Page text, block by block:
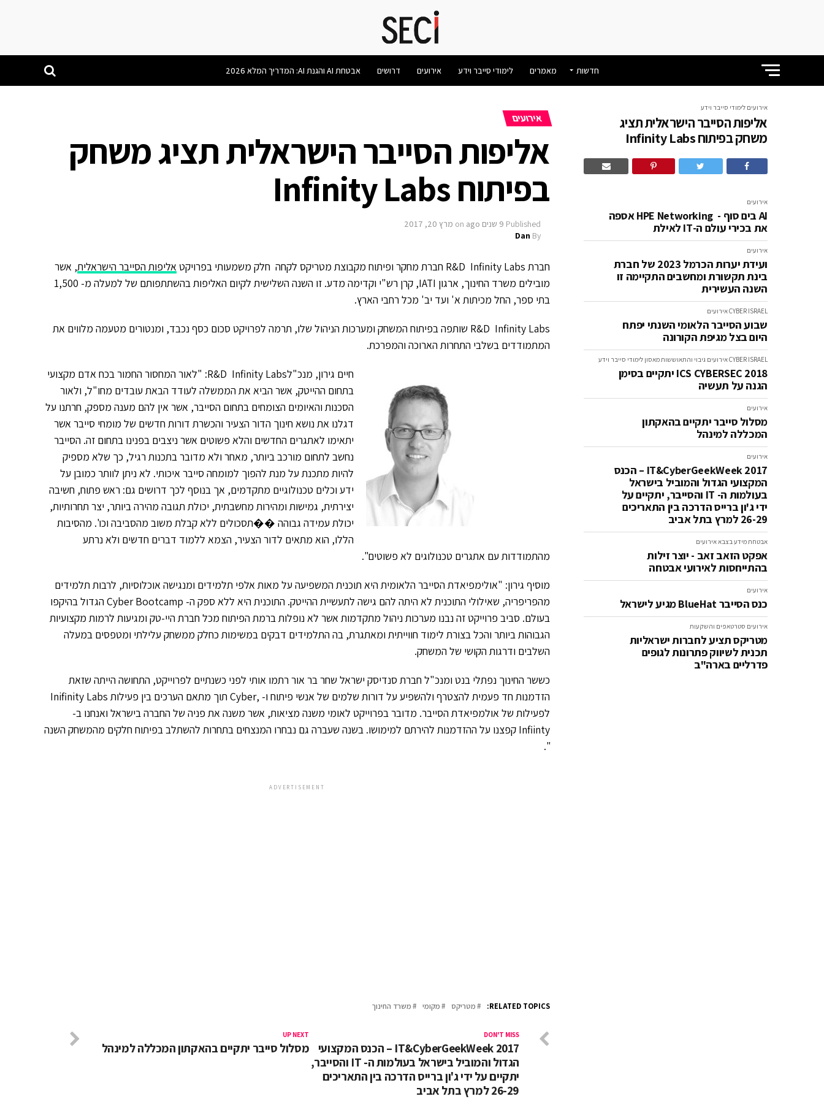
חדשות מאמרים לימודי סייבר וידע אירועים דרושים אבטחת AI והגנת AI: המדריך המלא 2026
אירועים לימודי סייבר וידע
אליפות הסייבר הישראלית תציג
משחק בפיתוח Infinity Labs
אירועים
AI בים סוף - HPE Networking אספה
את בכירי עולם ה-IT לאילת
אירועים
ועידת יערות הכרמל 2023 של חברת
בינת תקשורת ומחשבים התקיימה זו
השנה העשירית
CYBER ISRAELאירועים
שבוע הסייבר הלאומי השנתי יפתח
היום בצל מגיפת הקורונה
CYBER ISRAELאירועים גיבוי והתאוששות מאסון לימודי סייבר וידע
ICS CYBERSEC 2018 יתקיים בסימן
הגנה על תעשיה
אירועים
מסלול סייבר יתקיים בהאקתון
המכללה למינהל
אירועים
IT&CyberGeekWeek 2017 – הכנס
המקצועי הגדול והמוביל בישראל
בעולמות ה- IT והסייבר, יתקיים על
ידי ג'ון ברייס הדרכה בין התאריכים
26-29 למרץ בתל אביב
אבטחת מידע בצבאאירועים
אפקט הזאב זאב - יוצר זילות
בהתייחסות לאירועי אבטחה
אירועים
כנס הסייבר BlueHat מגיע לישראל
אירועים סטרטאפים והשקעות
מטריקס תציע לחברות ישראליות
תכנית לשיווק פתרונות לגופים
פדרליים בארה"ב
אירועים
אליפות הסייבר הישראלית תציג משחק
בפיתוח Infinity Labs
Published 9 שנים ago on מרץ 20, 2017
By
Dan
חברת R&D Infinity Labs חברת מחקר ופיתוח מקבוצת מטריקס לקחה חלק משמעותי בפרויקט אליפות הסייבר הישראלית, אשר
מובילים משרד החינוך, ארגון IATI, קרן רש"י וקדימה מדע. זו השנה השלישית לקיום האליפות בהשתתפותם של למעלה מ- 1,500
בתי ספר, החל מכיתות א' ועד יב' מכל רחבי הארץ.
R&D Infinity Labs שותפה בפיתוח המשחק ומערכות הניהול שלו, תרמה לפרויקט סכום כסף נכבד, ומנטורים מטעמה מלווים את
המתמודדים בשלבי התחרות הארוכה והמפרכת.
חיים גירון, מנכ"לR&D Infinity Labs: "לאור המחסור החמור בכח אדם מקצועי
בתחום ההייטק, אשר הביא את הממשלה לעודד הבאת עובדים מחו"ל, ולאור
הסכנות והאיומים הצומחים בתחום הסייבר, אשר אין להם מענה מספק, חרתנו על
דגלנו את נושא חינוך הדור הצעיר והכשרת דורות חדשים של מומחי סייבר אשר
יתאימו לאתגרים החדשים והלא פשוטים אשר ניצבים בפנינו בתחום זה. הסייבר
נחשב לתחום מורכב ביותר, מאחר ולא מדובר בתכנות רגיל, כך שלא מספיק
להיות מתכנת על מנת להפוך למומחה סייבר איכותי. לא ניתן לוותר כמובן על
ידע וכלים טכנולוגיים מתקדמים, אך בנוסף לכך דרושים גם: ראש פתוח, חשיבה
יצירתית, גמישות ומהירות מחשבתית, יכולת תגובה מהירה ביותר, יצר תחרותיות,
יכולת עמידה גבוהה ��תסכולים ללא קבלת משוב מהסביבה וכו'. מהסיבות
הללו, הוא מתאים לדור הצעיר, הצמא ללמוד דברים חדשים ולא נרתע
מהתמודדות עם אתגרים טכנולוגים לא פשוטים".
מוסיף גירון: "אולימפיאדת הסייבר הלאומית היא תוכנית המשפיעה על מאות אלפי תלמידים ומנגישה אוכלוסיות, לרבות תלמידים
מהפריפריה, שאילולי התוכנית לא היתה להם גישה לתעשיית ההייטק. התוכנית היא ללא ספק ה- Cyber Bootcamp הגדול בהיקפו
בעולם. סביב פרוייקט זה נבנו מערכות ניהול מתקדמות אשר לא נופלות ברמת הפיתוח מכל חברת היי-טק ומגיעות לרמות מקצועיות
הגבוהות ביותר והכל בצורת לימוד חווייתית ומאתגרת, בה התלמידים דבקים במשימות כחלק ממשחק עלילתי ומטפסים במעלה
השלבים ודרגות הקושי של המשחק.
כששר החינוך נפתלי בנט ומנכ"ל חברת סנדיסק ישראל שחר בר אור רתמו אותי לפני כשנתיים לפרוייקט, התחושה הייתה שזאת
הזדמנות חד פעמית להצטרף ולהשפיע על דורות שלמים של אנשי פיתוח ו- ,Cyber תוך מתאם הערכים בין פעילות Inifinity Labs
לפעילות של אולמפיאדת הסייבר. מדובר בפרוייקט לאומי משנה מציאות, אשר משנה את פניה של החברה בישראל ואנחנו ב-
Infiinty קפצנו על ההזדמנות להירתם למימושו. בשנה שעברה גם נבחרו המנצחים בתחרות להשתלב בפיתוח חלקים מהמשחק השנה
".
ADVERTISEMENT
RELATED TOPICS: מטריקס מקומי משרד החינוך
UP NEXT
מסלול סייבר יתקיים בהאקתון המכללה למינהל
DON'T MISS
IT&CyberGeekWeek 2017 – הכנס המקצועי
הגדול והמוביל בישראל בעולמות ה- IT והסייבר,
יתקיים על ידי ג'ון ברייס הדרכה בין התאריכים
26-29 למרץ בתל אביב